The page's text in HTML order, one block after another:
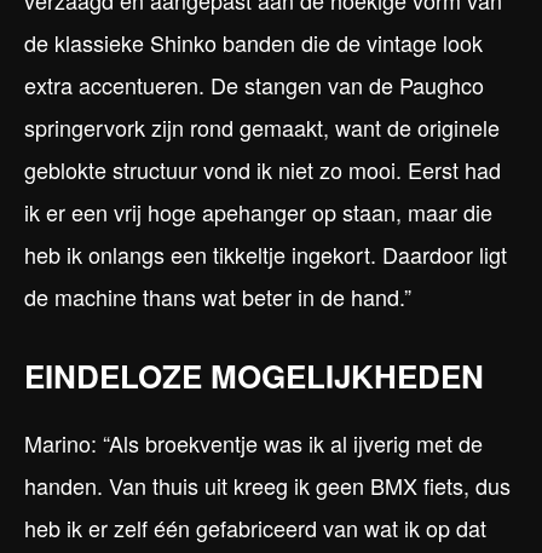
de klassieke Shinko banden die de vintage look
extra accentueren. De stangen van de Paughco
springervork zijn rond gemaakt, want de originele
geblokte structuur vond ik niet zo mooi. Eerst had
ik er een vrij hoge apehanger op staan, maar die
heb ik onlangs een tikkeltje ingekort. Daardoor ligt
de machine thans wat beter in de hand.”
EINDELOZE MOGELIJKHEDEN
Marino: “Als broekventje was ik al ijverig met de
handen. Van thuis uit kreeg ik geen BMX fiets, dus
heb ik er zelf één gefabriceerd van wat ik op dat